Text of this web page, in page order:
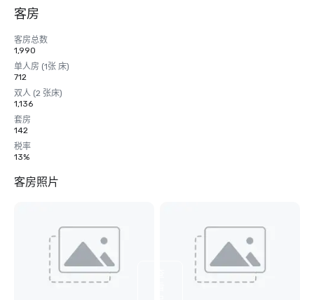
客房
客房总数
1,990
单人房 (1张 床)
712
双人 (2 张床)
1,136
套房
142
税率
13%
客房照片